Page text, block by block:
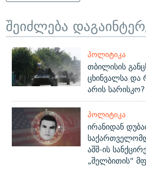
შეიძლება
ᲞᲝᲚᲘᲢᲘᲙᲐ
თბილისის
ცხინვალსა და
არის სარისკო?
ᲞᲝᲚᲘᲢᲘᲙᲐ
ირანიდან
აშშ-ის
„შელბითის“